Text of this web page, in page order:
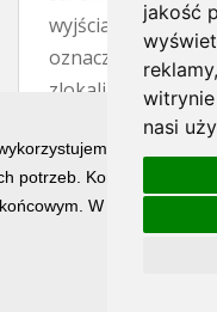
potrzeb. Korzystanie z
W każdym
jakość
nasi
wyjściach na
oznacza
zlokalizowanego
i wytrwałości jest
pozyskujemy
wyglądzie
Największy atut
czerwcu stanowi